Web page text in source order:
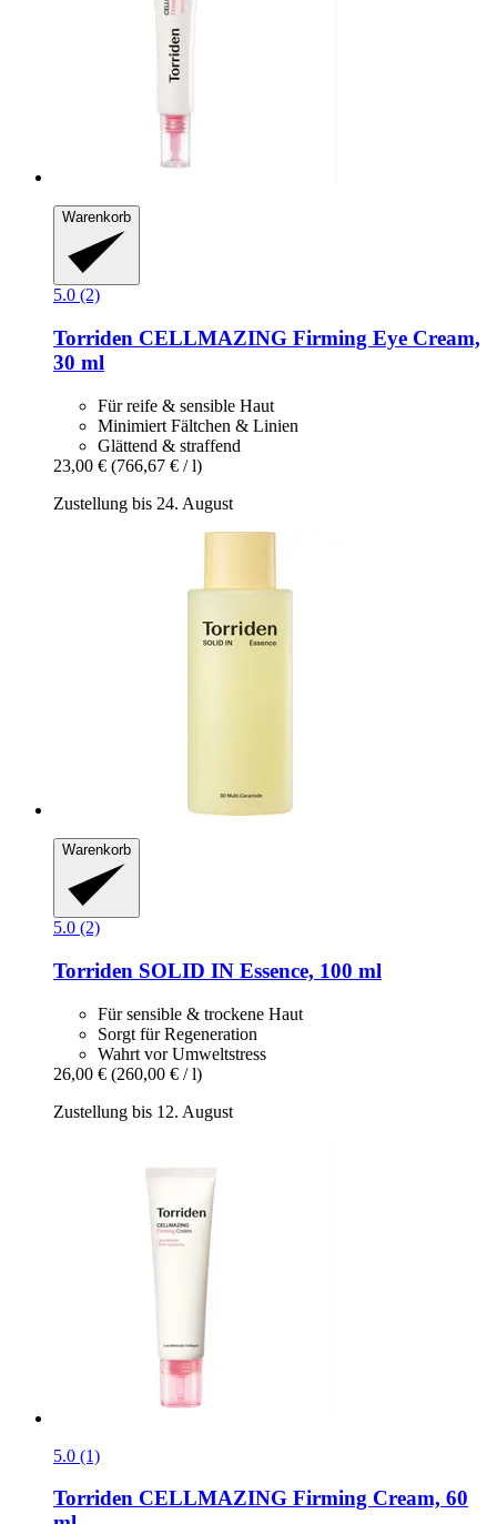
Warenkorb
5.0 (2)
Torriden CELLMAZING Firming Eye Cream,
30 ml
Für reife & sensible Haut
Minimiert Fältchen & Linien
Glättend & straffend
23,00 € (766,67 € / l)
Zustellung bis 24. August
Warenkorb
5.0 (2)
Torriden SOLID IN Essence, 100 ml
Für sensible & trockene Haut
Sorgt für Regeneration
Wahrt vor Umweltstress
26,00 € (260,00 € / l)
Zustellung bis 12. August
5.0 (1)
Torriden CELLMAZING Firming Cream, 60